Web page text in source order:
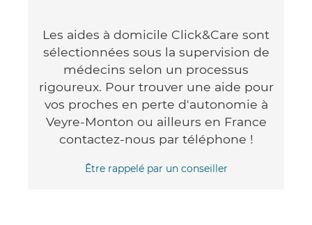
Les aides à domicile Click&Care sont
sélectionnées sous la supervision de
médecins selon un processus
rigoureux. Pour trouver une aide pour
vos proches en perte d'autonomie à
Veyre-Monton ou ailleurs en France
contactez-nous par téléphone !
Être rappelé par un conseiller